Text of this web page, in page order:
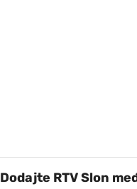
Dodajte RTV Slon